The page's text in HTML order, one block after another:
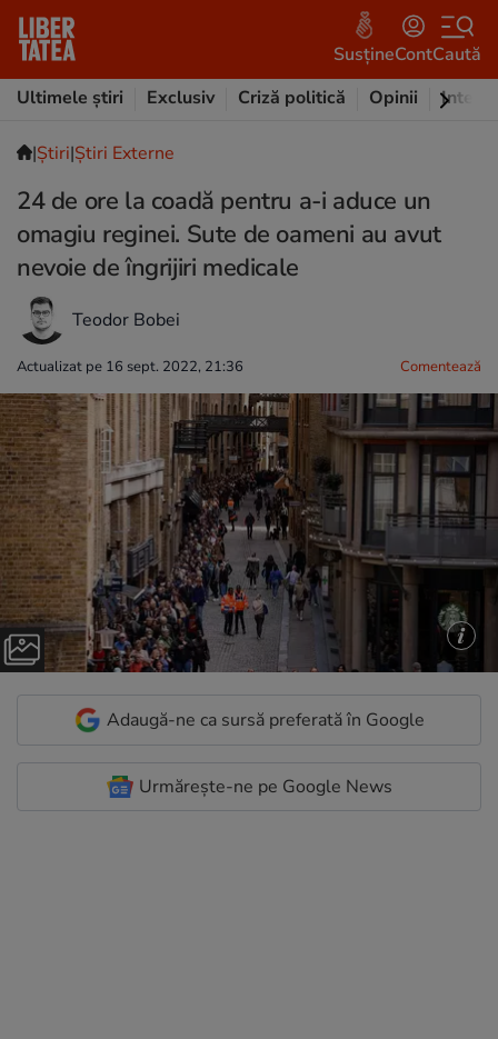
SusțineContCaută
Ultimele știri
Exclusiv Criză politică Opinii
|Ştiri|Știri Externe
24 de ore la coadă pentru a-i aduce un
omagiu reginei. Sute de oameni au avut
nevoie de îngrijiri medicale
Teodor Bobei
Actualizat pe 16 sept. 2022, 21:36 Comentează
Adaugă-ne ca sursă preferată în Google
Urmărește-ne pe Google News